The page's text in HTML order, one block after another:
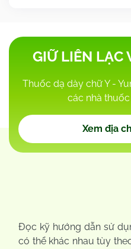
GIỮ LIÊN LẠC
Thuốc dạ dày chữ Y -
các nhà
Xem địa
Đọc kỹ hướng dẫn sử
có thể khác nhau tùy